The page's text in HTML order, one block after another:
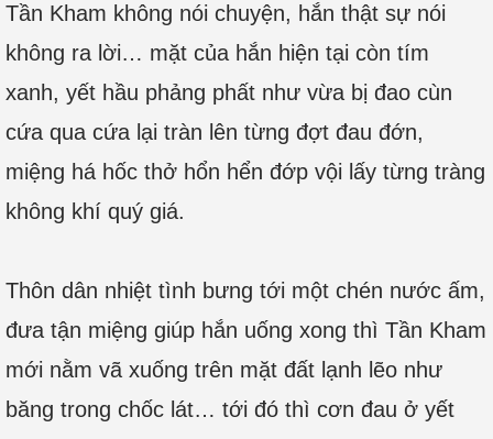
Tần Kham không nói chuyện, hắn thật sự nói
không ra lời… mặt của hắn hiện tại còn tím
xanh, yết hầu phảng phất như vừa bị đao cùn
cứa qua cứa lại tràn lên từng đợt đau đớn,
miệng há hốc thở hổn hển đớp vội lấy từng tràng
không khí quý giá.
Thôn dân nhiệt tình bưng tới một chén nước ấm,
đưa tận miệng giúp hắn uống xong thì Tần Kham
mới nằm vã xuống trên mặt đất lạnh lẽo như
băng trong chốc lát… tới đó thì cơn đau ở yết